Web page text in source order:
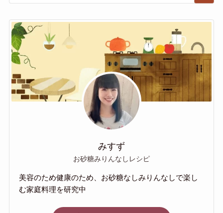
みすず
お砂糖みりんなしレシピ
美容のため健康のため、お砂糖なしみりんなしで楽し
む家庭料理を研究中